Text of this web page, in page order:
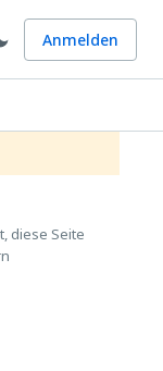
Anmelden
diese Seite